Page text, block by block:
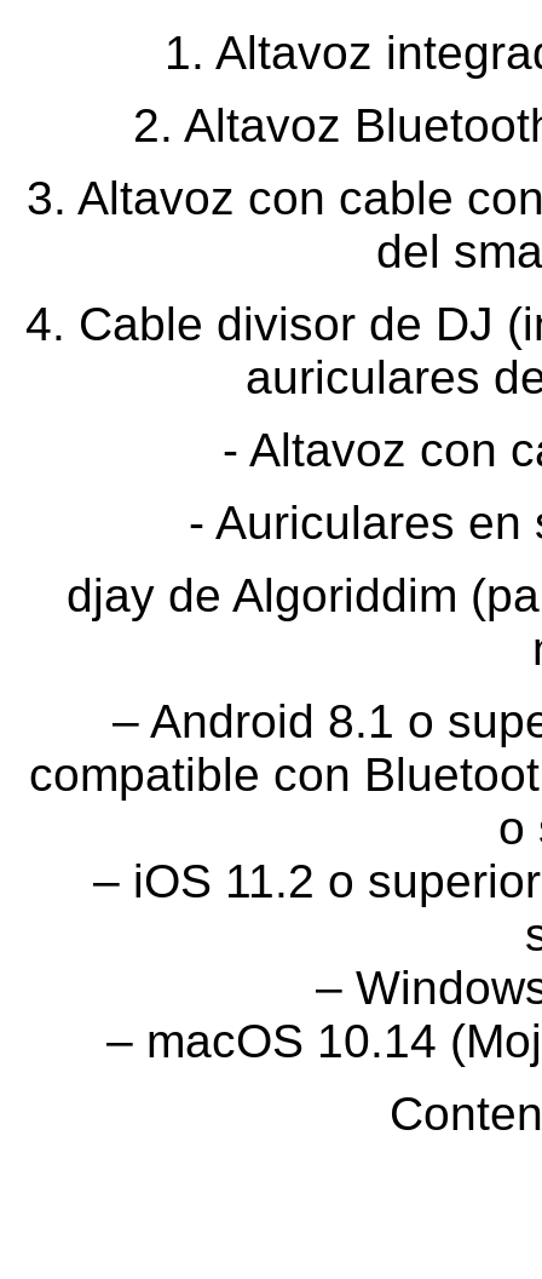
1. Altavoz
2. Altavoz
3. Altavoz con cable
del
4. Cable divisor de DJ
auriculares
- Altavoz con
- Auriculares en
djay de Algoriddim
– Android 8.1 o
compatible con
o
– iOS 11.2 o
–
– macOS 10.14